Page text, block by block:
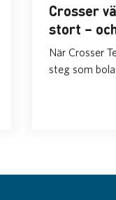
Crosser
stort –
När Crosser
steg som